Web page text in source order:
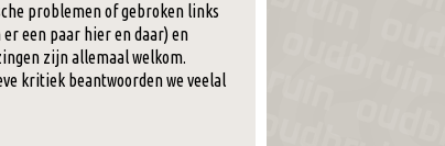
problemen of gebroken links
een paar hier en daar) en
zijn allemaal welkom.
kritiek beantwoorden we veelal